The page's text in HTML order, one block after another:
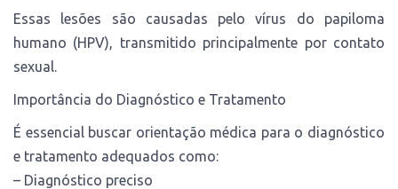
Essas lesões são causadas pelo vírus do papiloma
humano (HPV), transmitido principalmente por contato
sexual.
Importância do Diagnóstico e Tratamento
É essencial buscar orientação médica para o diagnóstico
e tratamento adequados como:
– Diagnóstico preciso